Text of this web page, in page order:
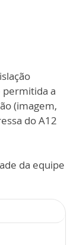
permitida a
(imagem,
do A12
da equipe